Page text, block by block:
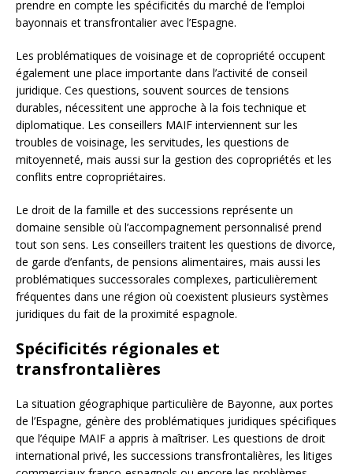
prendre en compte les spécificités du marché de l’emploi
bayonnais et transfrontalier avec l’Espagne.
Les problématiques de voisinage et de copropriété occupent
également une place importante dans l’activité de conseil
juridique. Ces questions, souvent sources de tensions
durables, nécessitent une approche à la fois technique et
diplomatique. Les conseillers MAIF interviennent sur les
troubles de voisinage, les servitudes, les questions de
mitoyenneté, mais aussi sur la gestion des copropriétés et les
conflits entre copropriétaires.
Le droit de la famille et des successions représente un
domaine sensible où l’accompagnement personnalisé prend
tout son sens. Les conseillers traitent les questions de divorce,
de garde d’enfants, de pensions alimentaires, mais aussi les
problématiques successorales complexes, particulièrement
fréquentes dans une région où coexistent plusieurs systèmes
juridiques du fait de la proximité espagnole.
Spécificités régionales et
transfrontalières
La situation géographique particulière de Bayonne, aux portes
de l’Espagne, génère des problématiques juridiques spécifiques
que l’équipe MAIF a appris à maîtriser. Les questions de droit
international privé, les successions transfrontalières, les litiges